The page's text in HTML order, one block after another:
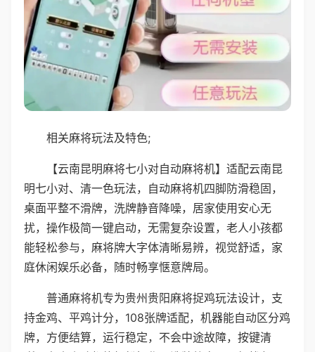
相关麻将玩法及特色;
【云南昆明麻将七小对自动麻将机】适配云南昆
明七小对、清一色玩法，自动麻将机四脚防滑稳固，
桌面平整不滑牌，洗牌静音降噪，居家使用安心无
扰，操作极简一键启动，无需复杂设置，老人小孩都
能轻松参与，麻将牌大字体清晰易辨，视觉舒适，家
庭休闲娱乐必备，随时畅享惬意牌局。
普通麻将机专为贵州贵阳麻将捉鸡玩法设计，支
持金鸡、平鸡计分，108张牌适配，机器能自动区分鸡
牌，方便结算，运行稳定，不会中途故障，按键清